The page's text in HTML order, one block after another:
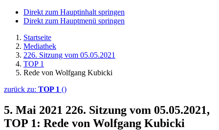
Direkt zum Hauptinhalt springen
Direkt zum Hauptmenü springen
Startseite
Mediathek
226. Sitzung vom 05.05.2021
TOP 1
Rede von Wolfgang Kubicki
zurück zu: TOP 1 ()
5. Mai 2021 226. Sitzung vom 05.05.2021,
TOP 1: Rede von Wolfgang Kubicki